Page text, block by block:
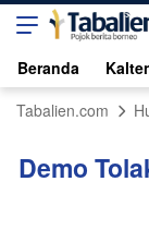
Beranda
Tabalien.com
Demo